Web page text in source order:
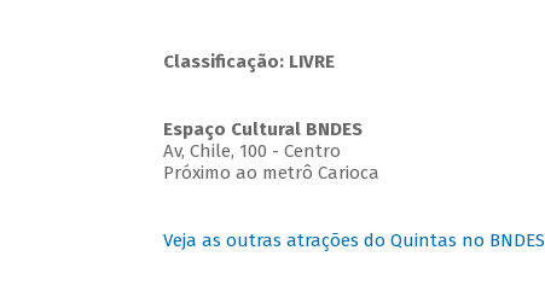
Classificação: LIVRE
Espaço Cultural BNDES
Av, Chile, 100 - Centro
Próximo ao metrô Carioca
Veja as outras atrações do Quintas no BNDES